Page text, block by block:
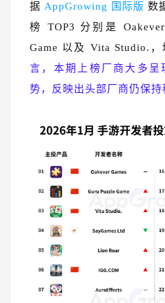
据AppGrowing 国际版 数
榜 TOP3 分别是
Game 以及 Vita Studio.，
言，本期上榜厂商大多呈
势，反映出头部厂商仍保持